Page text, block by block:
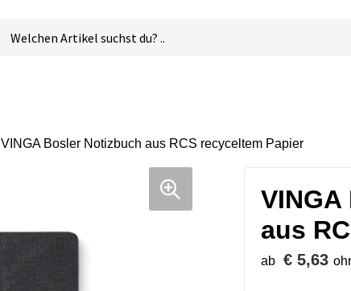
VINGA Bosler Notizbuch aus RCS recyceltem Papier
aus
ab € 5,63